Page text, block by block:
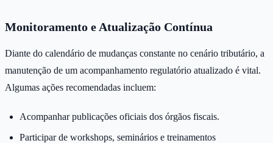
Monitoramento e Atualização Contínua
Diante do calendário de mudanças constante no cenário tributário, a
manutenção de um acompanhamento regulatório atualizado é vital.
Algumas ações recomendadas incluem:
Acompanhar publicações oficiais dos órgãos fiscais.
Participar de workshops, seminários e treinamentos